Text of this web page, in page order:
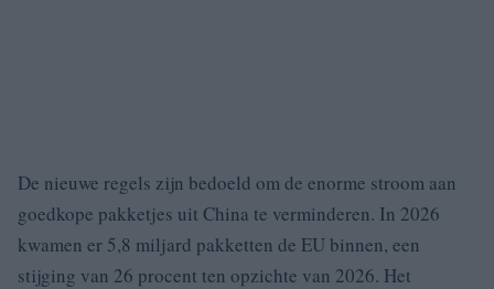
De nieuwe regels zijn bedoeld om de enorme stroom aan
goedkope pakketjes uit China te verminderen. In 2026
kwamen er 5,8 miljard pakketten de EU binnen, een
stijging van 26 procent ten opzichte van 2026. Het